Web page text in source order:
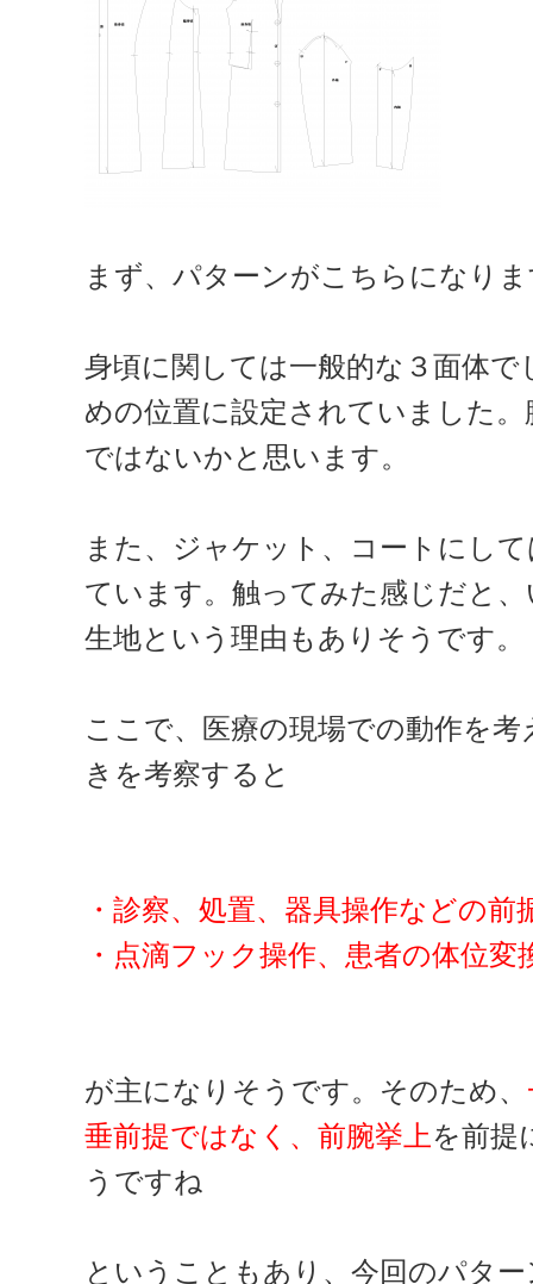
まず、パターンがこちらになり
身頃に関しては一般的な３面体で
めの位置に設定されていました
ではないかと思います。
また、ジャケット、コートにし
ています。触ってみた感じだと
生地という理由もありそうです。
ここで、医療の現場での動作を
きを考察すると
・診察、処置、器具操作などの前
・点滴フック操作、患者の体位
が主になりそうです。そのため、
垂前提ではなく、前腕挙上を前提
うですね
ということもあり、今回のパタ